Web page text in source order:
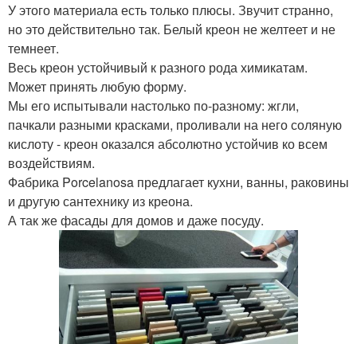
У этого материала есть только плюсы. Звучит странно,
но это действительно так. Белый креон не желтеет и не
темнеет.
Весь креон устойчивый к разного рода химикатам.
Может принять любую форму.
Мы его испытывали настолько по-разному: жгли,
пачкали разными красками, проливали на него соляную
кислоту - креон оказался абсолютно устойчив ко всем
воздействиям.
Фабрика Porcelanosa предлагает кухни, ванны, раковины
и другую сантехнику из креона.
А так же фасады для домов и даже посуду.